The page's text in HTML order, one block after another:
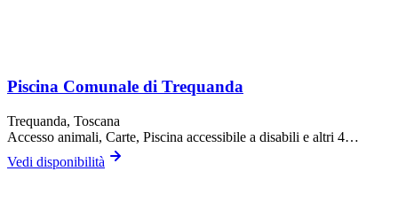
Piscina Comunale di Trequanda
Trequanda, Toscana
Accesso animali, Carte, Piscina accessibile a disabili e altri 4…
Vedi disponibilità